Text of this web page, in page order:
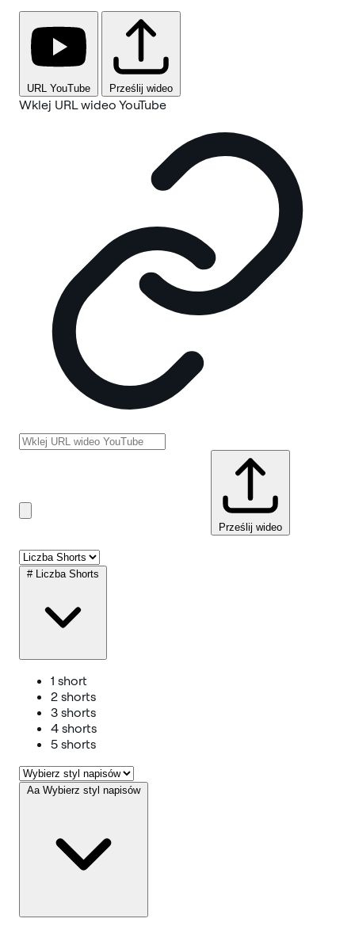
URL YouTube Prześlij wideo
Wklej URL wideo YouTube
Prześlij wideo
# Liczba Shorts
1 short
2 shorts
3 shorts
4 shorts
5 shorts
Aa Wybierz styl napisów